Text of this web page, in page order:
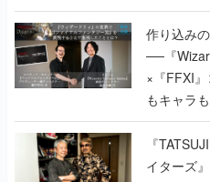
×『FFXI
もキャラ
で作り込
く
『
イターズ
盛期を支
社で机を
『